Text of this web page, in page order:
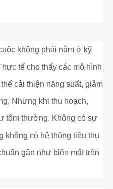
không phải nằm ở kỹ
tế cho thấy các mô hình
cải thiện năng suất, giảm
Nhưng khi thu hoạch,
tôm thường. Không có sự
không có hệ thống tiêu thụ
gần như biến mất trên